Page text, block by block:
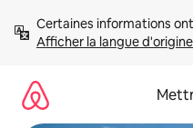
directement
Afficher la langue d'origine